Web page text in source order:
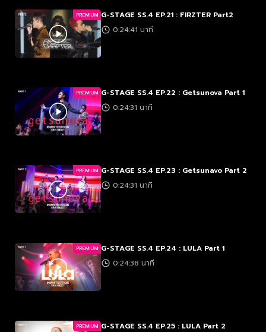
PREMIUM G-STAGE SS.4 EP.21 : FIRZTER Part2
0:24:41 นาที
PREMIUM G-STAGE SS.4 EP.22 : Getsunova Part 1
0:24:31 นาที
PREMIUM G-STAGE SS.4 EP.23 : Getsunavo Part 2
0:24:31 นาที
PREMIUM G-STAGE SS.4 EP.24 : LULA Part 1
0:24:38 นาที
PREMIUM G-STAGE SS.4 EP.25 : LULA Part 2